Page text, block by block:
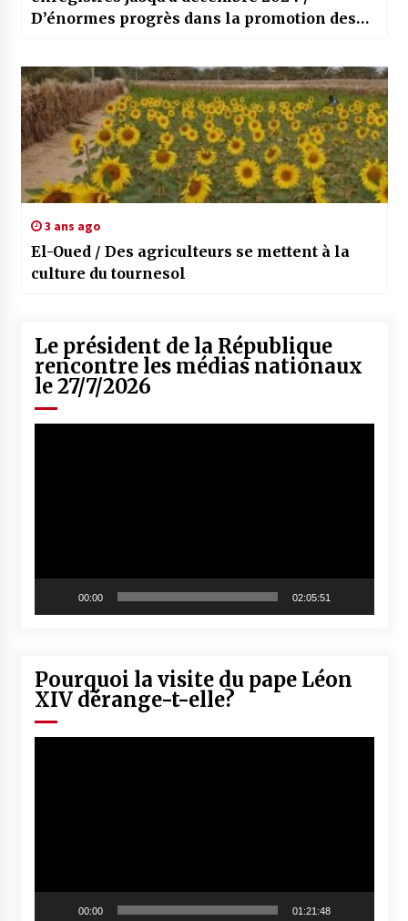
D’énormes progrès dans la promotion des
3 ans ago
El-Oued / Des agriculteurs se mettent à la
culture du tournesol
Le président de la République
rencontre les médias nationaux
le 27/7/2026
00:00 02:05:51
Pourquoi la visite du pape Léon
XIV dérange-t-elle?
00:00 01:21:48